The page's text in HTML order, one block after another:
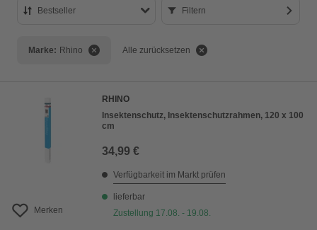
Bestseller
Bestseller
Bewertung
Filtern
Marke: Rhino Alle zurücksetzen
Merken
RHINO
Insektenschutz, Insektenschutzrahmen, 120 x 100
cm
34,99 €
Verfügbarkeit im Markt prüfen
lieferbar
Zustellung 17.08. - 19.08.